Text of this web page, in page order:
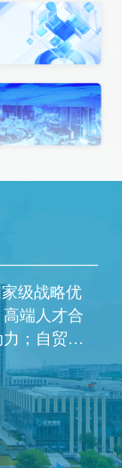
级战略优
端人才合
；自贸试
打造一流
创新的平
遥领先；
持措施，
科创金融